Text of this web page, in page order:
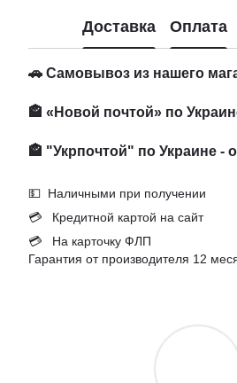
Доставка Оплата
🚗 Самовывоз из нашего
🏤 «Новой почтой» по
🏤 "Укрпочтой" по Украине -
💵 Наличными при получении
💳 Кредитной картой на сайт
💳 На карточку ФЛП
Гарантия от производителя 12